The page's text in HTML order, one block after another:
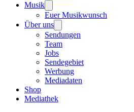
Musik
Euer Musikwunsch
Über uns
Sendungen
Team
Jobs
Sendegebiet
Werbung
Mediadaten
Shop
Mediathek